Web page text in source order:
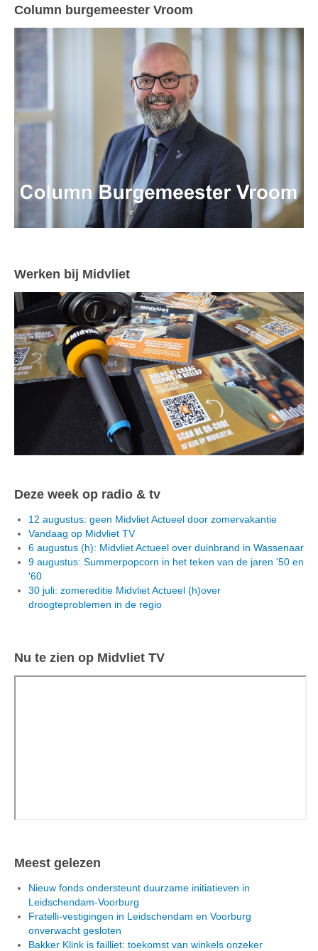
Column burgemeester Vroom
Werken bij Midvliet
Deze week op radio & tv
12 augustus: geen Midvliet Actueel door zomervakantie
Vandaag op Midvliet TV
6 augustus (h): Midvliet Actueel over duinbrand in Wassenaar
9 augustus: Summerpopcorn in het teken van de jaren '50 en
'60
30 juli: zomereditie Midvliet Actueel (h)over
droogteproblemen in de regio
Nu te zien op Midvliet TV
Meest gelezen
Nieuw fonds ondersteunt duurzame initiatieven in
Leidschendam-Voorburg
Fratelli-vestigingen in Leidschendam en Voorburg
onverwacht gesloten
Bakker Klink is failliet: toekomst van winkels onzeker